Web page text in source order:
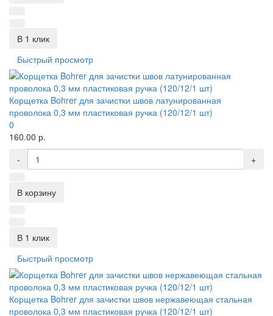
В 1 клик
Быстрый просмотр
Корщетка Bohrer для зачистки швов латунированная
проволока 0,3 мм пластиковая ручка (120/12/1 шт)
0
160.00 р.
-
+
В корзину
В 1 клик
Быстрый просмотр
Корщетка Bohrer для зачистки швов нержавеющая стальная
проволока 0,3 мм пластиковая ручка (120/12/1 шт)